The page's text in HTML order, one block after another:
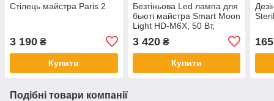
Стілець майстра Paris 2
3 190 ₴
Купити
Безтіньова Led лампа для
бьюті майстра Smart Moon
Light HD-M6X, 50 Вт,
3 420₴
Купити
165
Подібні товари компанії